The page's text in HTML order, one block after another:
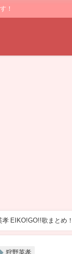
！
孝 EIKO!GO!!歌まとめ
狩野英孝